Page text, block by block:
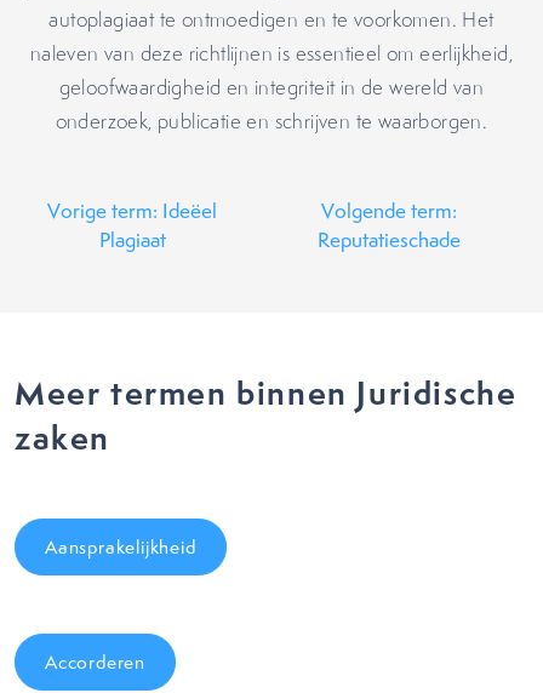
autoplagiaat te ontmoedigen en te voorkomen. Het
naleven van deze richtlijnen is essentieel om eerlijkheid,
geloofwaardigheid en integriteit in de wereld van
onderzoek, publicatie en schrijven te waarborgen.
Vorige term: Ideëel
Plagiaat
Volgende term:
Reputatieschade
Meer termen binnen Juridische
zaken
Aansprakelijkheid
Accorderen